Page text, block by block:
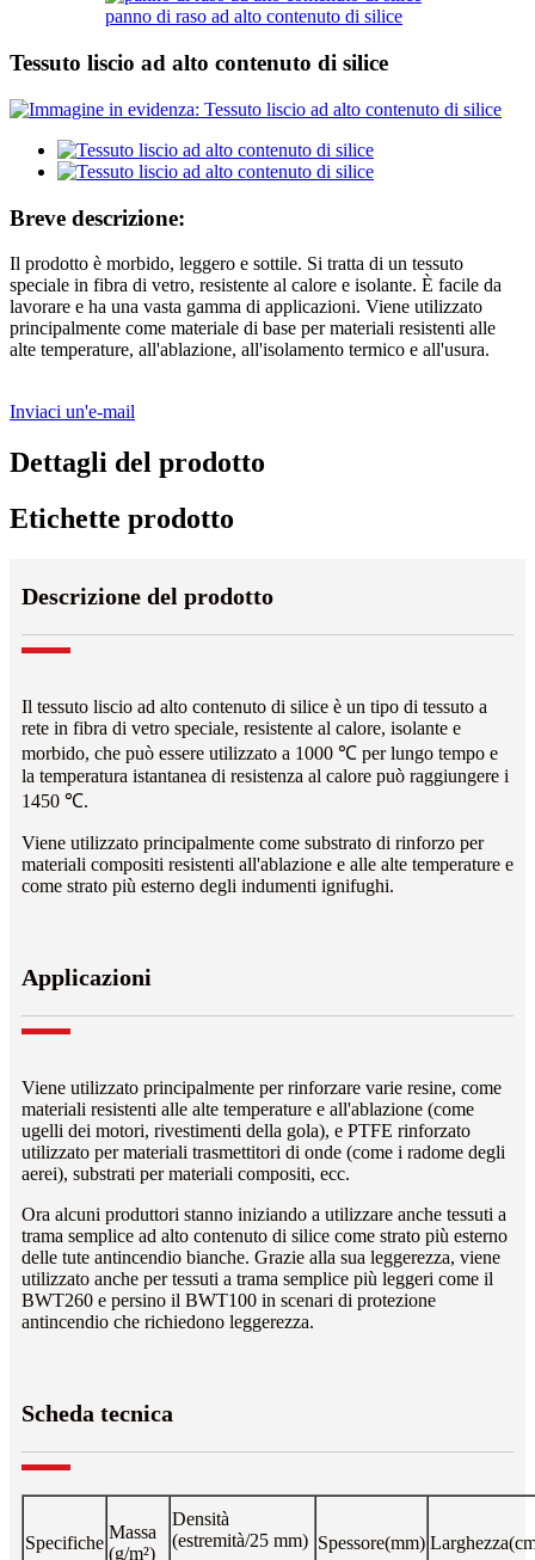
panno di raso ad alto contenuto di silice
Tessuto liscio ad alto contenuto di silice
Breve descrizione:
Il prodotto è morbido, leggero e sottile. Si tratta di un tessuto
speciale in fibra di vetro, resistente al calore e isolante. È facile da
lavorare e ha una vasta gamma di applicazioni. Viene utilizzato
principalmente come materiale di base per materiali resistenti alle
alte temperature, all'ablazione, all'isolamento termico e all'usura.
Inviaci un'e-mail
Dettagli del prodotto
Etichette prodotto
Descrizione del prodotto
Il tessuto liscio ad alto contenuto di silice è un tipo di tessuto a
rete in fibra di vetro speciale, resistente al calore, isolante e
morbido, che può essere utilizzato a 1000 ℃ per lungo tempo e
la temperatura istantanea di resistenza al calore può raggiungere i
1450 ℃.
Viene utilizzato principalmente come substrato di rinforzo per
materiali compositi resistenti all'ablazione e alle alte temperature e
come strato più esterno degli indumenti ignifughi.
Applicazioni
Viene utilizzato principalmente per rinforzare varie resine, come
materiali resistenti alle alte temperature e all'ablazione (come
ugelli dei motori, rivestimenti della gola), e PTFE rinforzato
utilizzato per materiali trasmettitori di onde (come i radome degli
aerei), substrati per materiali compositi, ecc.
Ora alcuni produttori stanno iniziando a utilizzare anche tessuti a
trama semplice ad alto contenuto di silice come strato più esterno
delle tute antincendio bianche. Grazie alla sua leggerezza, viene
utilizzato anche per tessuti a trama semplice più leggeri come il
BWT260 e persino il BWT100 in scenari di protezione
antincendio che richiedono leggerezza.
Scheda tecnica
Specifiche
Massa
(g/m²)
Densità
(estremità/25 mm) Spessore(mm) Larghezza